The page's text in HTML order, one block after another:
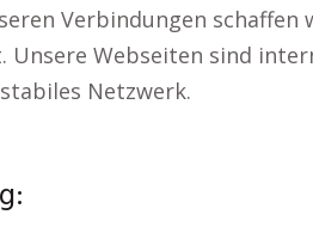
Verbindungen schaffen
Unsere Webseiten sind
Netzwerk.